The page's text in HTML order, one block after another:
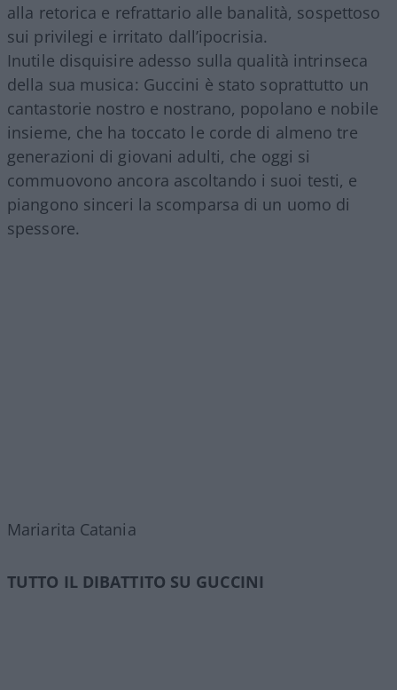
alla retorica e refrattario alle banalità, sospettoso
sui privilegi e irritato dall’ipocrisia.
Inutile disquisire adesso sulla qualità intrinseca
della sua musica: Guccini è stato soprattutto un
cantastorie nostro e nostrano, popolano e nobile
insieme, che ha toccato le corde di almeno tre
generazioni di giovani adulti, che oggi si
commuovono ancora ascoltando i suoi testi, e
piangono sinceri la scomparsa di un uomo di
spessore.
Mariarita Catania
TUTTO IL DIBATTITO SU GUCCINI